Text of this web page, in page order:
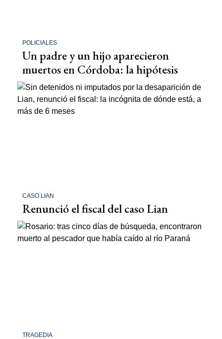
POLICIALES
Un padre y un hijo aparecieron
muertos en Córdoba: la hipótesis
CASO LIAN
Renunció el fiscal del caso Lian
TRAGEDIA